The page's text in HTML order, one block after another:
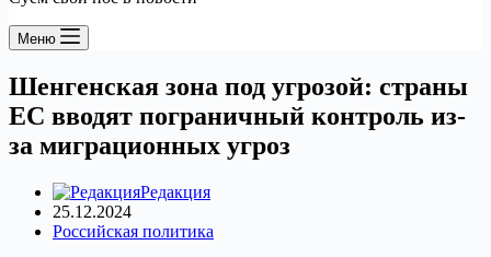
Меню
Шенгенская зона под угрозой: страны
ЕС вводят пограничный контроль из-
за миграционных угроз
Редакция
25.12.2024
Российская политика